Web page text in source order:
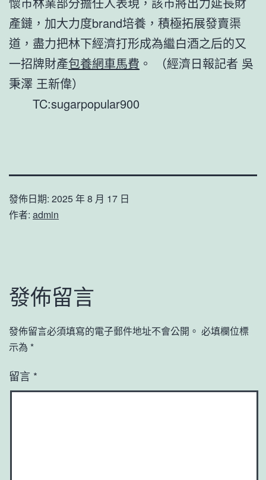
產鏈，加大力度brand培養，積極拓展發賣渠
道，盡力把林下經濟打形成為繼白酒之后的又
一招牌財產包養網車馬費 。 （經濟日報記者 吳
秉澤 王新偉）
TC:sugarpopular900
發佈日期: 2025 年 8 月 17 日
作者: admin
發佈留言
發佈留言必須填寫的電子郵件地址不會公開。 必填欄位標
示為 *
留言 *